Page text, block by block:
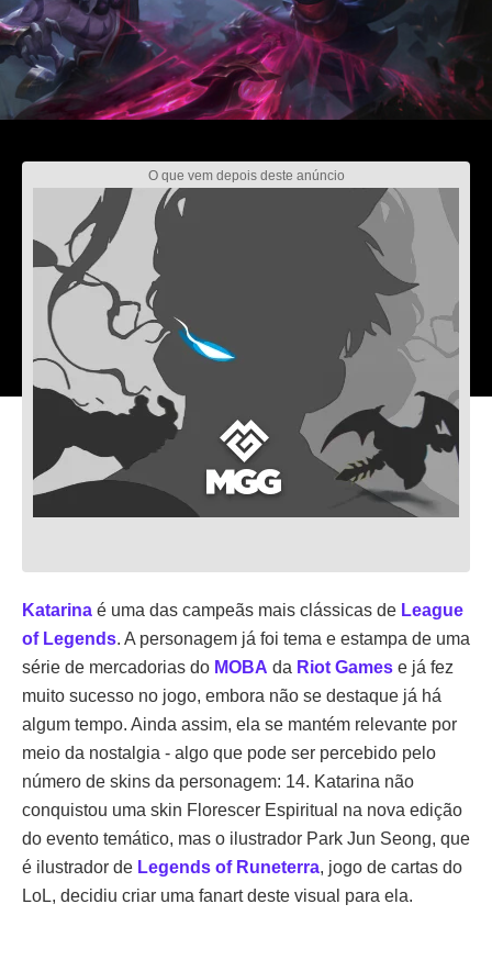
Katarina é uma das campeãs mais clássicas de League
of Legends. A personagem já foi tema e estampa de uma
série de mercadorias do MOBA da Riot Games e já fez
muito sucesso no jogo, embora não se destaque já há
algum tempo. Ainda assim, ela se mantém relevante por
meio da nostalgia - algo que pode ser percebido pelo
número de skins da personagem: 14. Katarina não
conquistou uma skin Florescer Espiritual na nova edição
do evento temático, mas o ilustrador Park Jun Seong, que
é ilustrador de Legends of Runeterra, jogo de cartas do
LoL, decidiu criar uma fanart deste visual para ela.